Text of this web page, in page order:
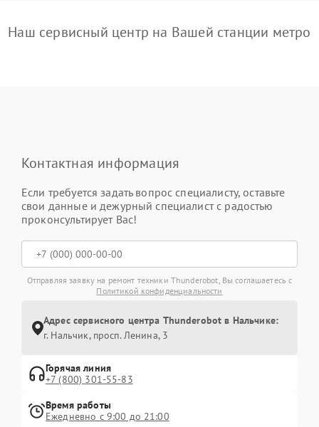
Наш сервисный центр на Вашей станции метро
Контактная информация
Если требуется задать вопрос специалисту, оставьте
свои данные и дежурный специалист с радостью
проконсультирует Вас!
Отправляя заявку на ремонт техники Thunderobot, Вы соглашаетесь с
Политикой конфиденциальности
Адрес сервисного центра Thunderobot в Нальчике:
г. Нальчик, просп. Ленина, 3
Горячая линия
+7 (800) 301-55-83
Время работы
Ежедневно с 9:00 до 21:00